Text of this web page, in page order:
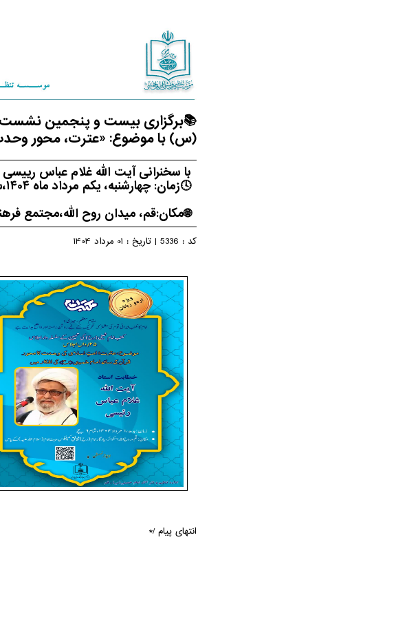
📚برگزاری بیست و پنجمین نشست
(س) با موضوع: «عترت، محور
با سخنرانی آیت الله غلام عباس رییسی
🕓زمان: چهارشنبه، یکم مرداد ماه ۱۴۰۴،ساعت ۱۸
🌐مکان:قم، میدان روح الله،مجتمع
کد : 5336
| تاریخ : 01 مرداد 1404
انتهای پیام /*